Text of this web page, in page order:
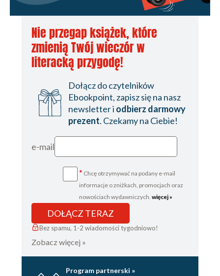
Calling
Modifiable
Modifiable
Parameters
Reference Type
Modifiable
Anonymous Functions
Using
Anonymous
Anonymous
Syntax
Define-and-Call
Nie przegap książek, które
zmienią Twój wieczór w
literacką przygodę!
Dołącz do czytelników
Ebookpoint, zapisz się na nasz
newsletter i odbierz darmowy
prezent. Czekamy na Ciebie!
e-mail
* Chcę otrzymywać na podany e-mail
informacje o zniżkach, promocjach oraz
nowościach wydawniczych. więcej »
DOŁĄCZ TERAZ
Bez spamu, 1-2 wiadomości tygodniowo!
Zobacz więcej »
Program partnerski »